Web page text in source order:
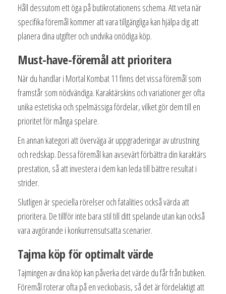
Håll dessutom ett öga på butikrotationens schema. Att veta när
specifika föremål kommer att vara tillgängliga kan hjälpa dig att
planera dina utgifter och undvika onödiga köp.
Must-have-föremål att prioritera
När du handlar i Mortal Kombat 11 finns det vissa föremål som
framstår som nödvändiga. Karaktärskins och variationer ger ofta
unika estetiska och spelmässiga fördelar, vilket gör dem till en
prioritet för många spelare.
En annan kategori att överväga är uppgraderingar av utrustning
och redskap. Dessa föremål kan avsevärt förbättra din karaktärs
prestation, så att investera i dem kan leda till bättre resultat i
strider.
Slutligen är speciella rörelser och fatalities också värda att
prioritera. De tillför inte bara stil till ditt spelande utan kan också
vara avgörande i konkurrensutsatta scenarier.
Tajma köp för optimalt värde
Tajmingen av dina köp kan påverka det värde du får från butiken.
Föremål roterar ofta på en veckobasis, så det är fördelaktigt att